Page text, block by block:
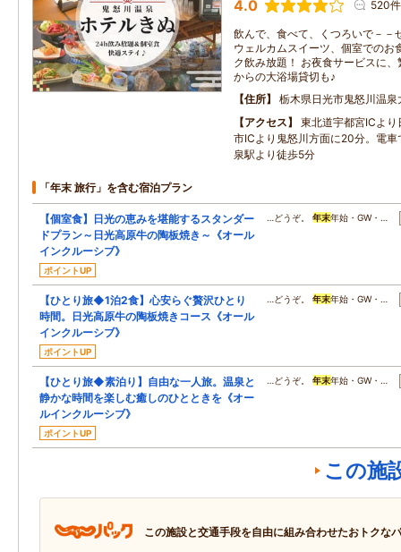
4.0 520件
飲んで、食べて、くつろいで－－
ウェルカムスイーツ、個室でのお
ク飲み放題！ お夜食サービスに
からの大浴場貸切も♪
住所
栃木県日光市鬼怒川温
アクセス
東北道宇都宮ICよ
市ICより鬼怒川方面に20分。電車
泉駅より徒歩5分
「年末 旅行」を含む宿泊プラン
【個室食】日光の恵みを堪能するスタンダー
ドプラン～日光高原牛の陶板焼き～《オール
インクルーシブ》
ポイントUP
…どうぞ。年末年始・GW・…
【ひとり旅◆1泊2食】心安らぐ贅沢ひとり
時間。日光高原牛の陶板焼きコース《オール
インクルーシブ》
ポイントUP
…どうぞ。年末年始・GW・…
【ひとり旅◆素泊り】自由な一人旅。温泉と
静かな時間を楽しむ癒しのひとときを《オー
ルインクルーシブ》
ポイントUP
…どうぞ。年末年始・GW・…
この施
この施設と交通手段を自由に組み合わせたおトクな